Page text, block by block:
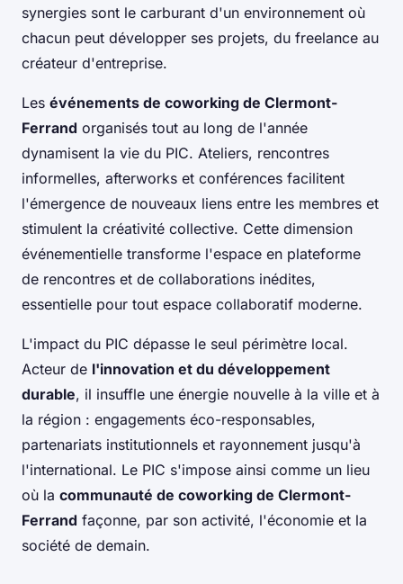
synergies sont le carburant d'un environnement où
chacun peut développer ses projets, du freelance au
créateur d'entreprise.
Les événements de coworking de Clermont-
Ferrand organisés tout au long de l'année
dynamisent la vie du PIC. Ateliers, rencontres
informelles, afterworks et conférences facilitent
l'émergence de nouveaux liens entre les membres et
stimulent la créativité collective. Cette dimension
événementielle transforme l'espace en plateforme
de rencontres et de collaborations inédites,
essentielle pour tout espace collaboratif moderne.
L'impact du PIC dépasse le seul périmètre local.
Acteur de l'innovation et du développement
durable, il insuffle une énergie nouvelle à la ville et à
la région : engagements éco-responsables,
partenariats institutionnels et rayonnement jusqu'à
l'international. Le PIC s'impose ainsi comme un lieu
où la communauté de coworking de Clermont-
Ferrand façonne, par son activité, l'économie et la
société de demain.